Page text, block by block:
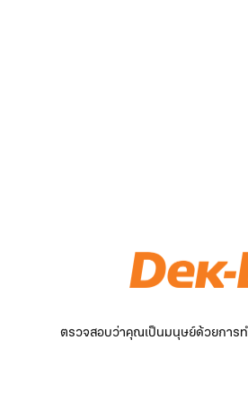
ตรวจสอบว่าคุณเป็นมนุษย์ด้วยการท